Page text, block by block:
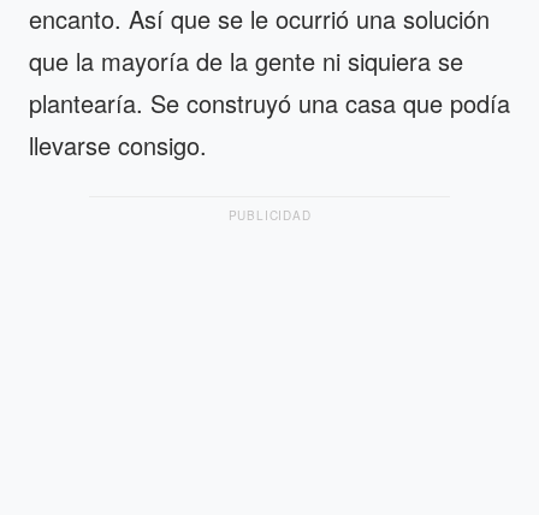
encanto. Así que se le ocurrió una solución
que la mayoría de la gente ni siquiera se
plantearía. Se construyó una casa que podía
llevarse consigo.
PUBLICIDAD